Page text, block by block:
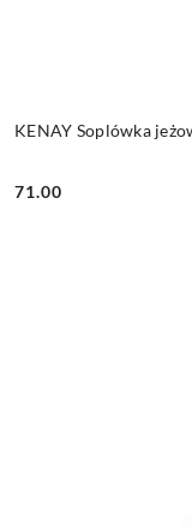
KENAY Soplówka
Cena:
71.00